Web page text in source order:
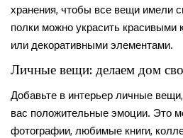
хранения, чтобы все вещи имели
полки можно украсить красивыми
или декоративными элементами.
Личные вещи: делаем дом
Добавьте в интерьер личные
вас положительные эмоции. Это
фотографии, любимые книги,